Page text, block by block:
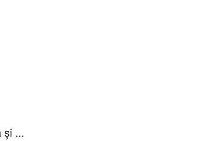
și ...